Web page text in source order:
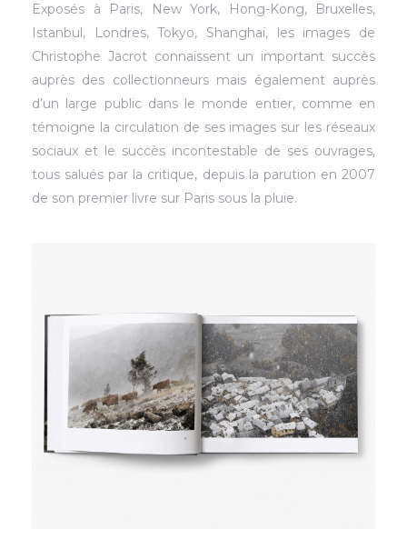
Exposés à Paris, New York, Hong-Kong, Bruxelles,
Istanbul, Londres, Tokyo, Shanghaï, les images de
Christophe Jacrot connaissent un important succès
auprès des collectionneurs mais également auprès
d’un large public dans le monde entier, comme en
témoigne la circulation de ses images sur les réseaux
sociaux et le succès incontestable de ses ouvrages,
tous salués par la critique, depuis la parution en 2007
de son premier livre sur Paris sous la pluie.